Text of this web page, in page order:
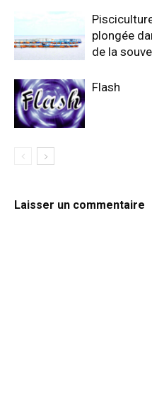
plongée
de la
Flash
Laisser un commentaire